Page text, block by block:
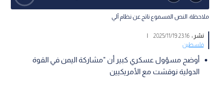
ملاحظة: النص المسموع ناتج عن نظام آلي
نشر :23:16 2025/11/19
|
فلسطين
أوضح مسؤول عسكري كبير أن "مشاركة اليمن في القوة
الدولية نوقشت مع الأمريكيين